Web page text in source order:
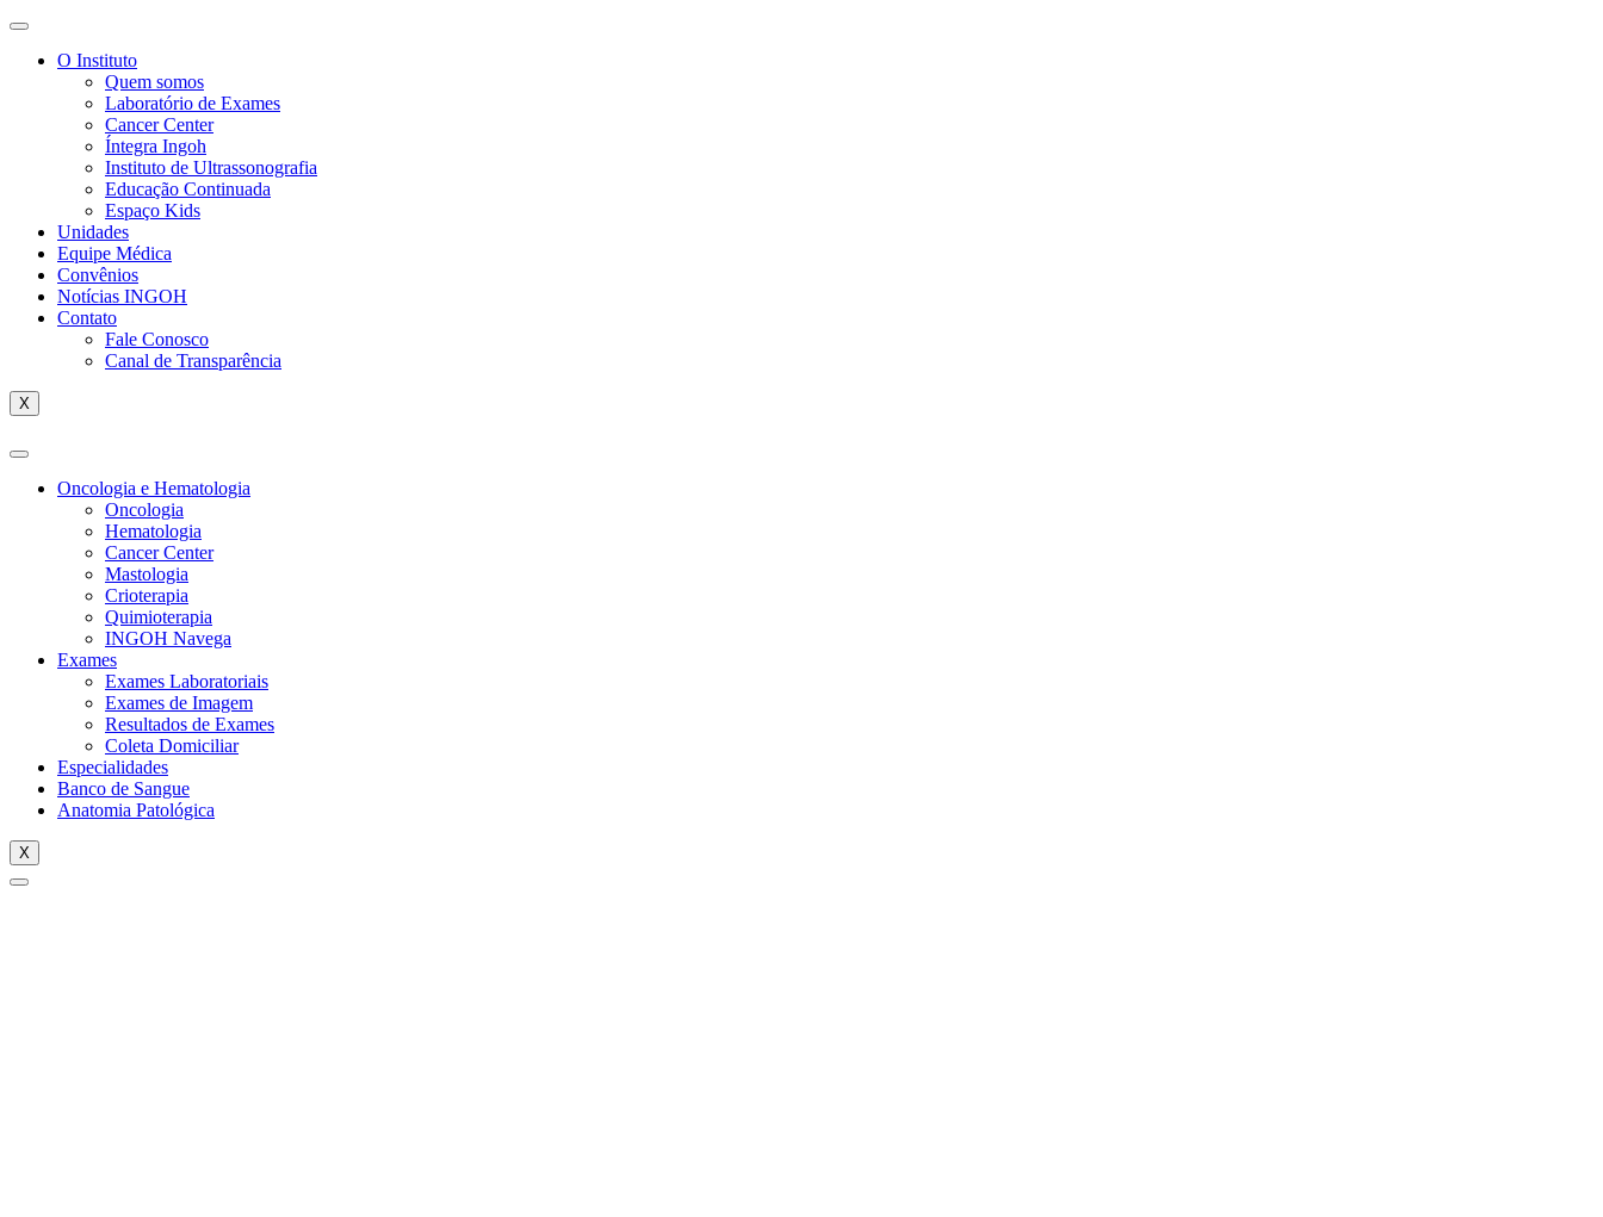
O Instituto
Quem somos
Laboratório de Exames
Cancer Center
Íntegra Ingoh
Instituto de Ultrassonografia
Educação Continuada
Espaço Kids
Unidades
Equipe Médica
Convênios
Notícias INGOH
Contato
Fale Conosco
Canal de Transparência
X
Oncologia e Hematologia
Oncologia
Hematologia
Cancer Center
Mastologia
Crioterapia
Quimioterapia
INGOH Navega
Exames
Exames Laboratoriais
Exames de Imagem
Resultados de Exames
Coleta Domiciliar
Especialidades
Banco de Sangue
Anatomia Patológica
X